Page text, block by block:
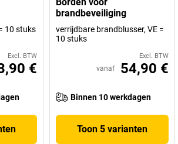
10 stuks
Excl. BTW
€
brandbeveiliging
verrijdbare brandblusser, VE =
10 stuks
Excl. BTW
vanaf 54,90 €
Binnen 10 werkdagen
Toon 5 varianten